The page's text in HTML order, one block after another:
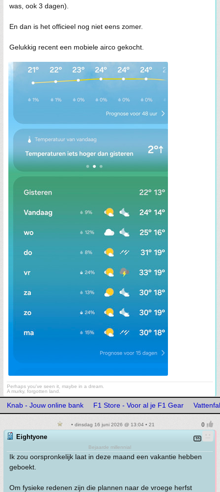
was, ook 3 dagen).
En dan is het officieel nog niet eens zomer.
Gelukkig recent een mobiele airco gekocht.
Perhaps you've seen it, maybe in a dream.
A murky, forgotten land.
Knab - Jouw online bank F1 Store - Voor al je F1 Gear
• dinsdag 16 juni 2026 @ 13:04 • 21
Eightyone
Bejaarde millennial
Ik zou oorspronkelijk laat in deze maand een vakantie hebben
geboekt.
Om fysieke redenen zijn die plannen naar de vroege herfst